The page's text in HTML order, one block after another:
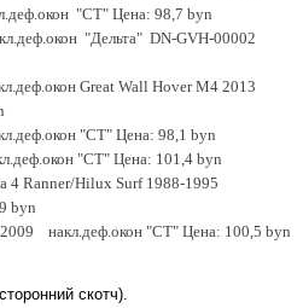
"CT" Цена: 98,7 byn
"Дельта" DN-GVH-00002
Great Wall Hover M4 2013
"CT" Цена: 98,1 byn
"CT" Цена: 101,4 byn
4 Ranner/Hilux Surf 1988-1995
byn
накл.деф.окон "CT" Цена: 100,5 byn
скотч).